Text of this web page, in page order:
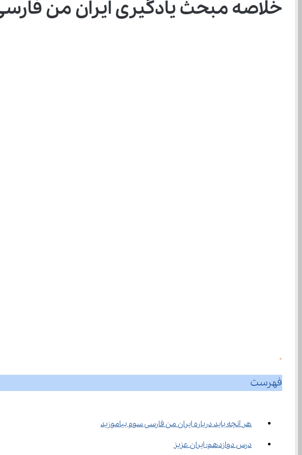
خلاصه مبحث یادگیری ایران من
0
فهرست
هر آنچه باید درباره ایران من فارسی سوم بیاموزید
درس دوازدهم: ایران عزیز